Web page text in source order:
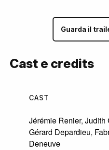
Guarda il
Cast e credits
CAST
Jérémie Renier, Judith
Gérard Depardieu,
Deneuve